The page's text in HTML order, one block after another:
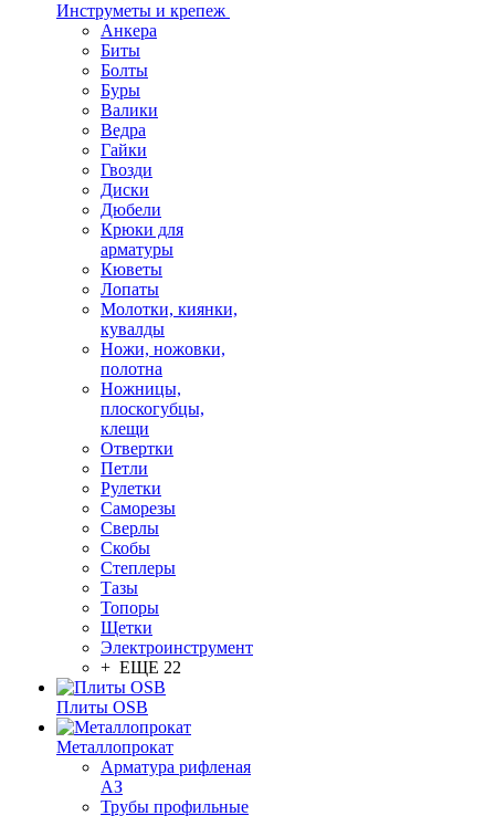
Инструметы и крепеж
Анкера
Биты
Болты
Буры
Валики
Ведра
Гайки
Гвозди
Диски
Дюбели
Крюки для
арматуры
Кюветы
Лопаты
Молотки, киянки,
кувалды
Ножи, ножовки,
полотна
Ножницы,
плоскогубцы,
клещи
Отвертки
Петли
Рулетки
Саморезы
Сверлы
Скобы
Степлеры
Тазы
Топоры
Щетки
Электроинструмент
+ ЕЩЕ 22
Плиты OSB
Металлопрокат
Арматура рифленая
АЗ
Трубы профильные